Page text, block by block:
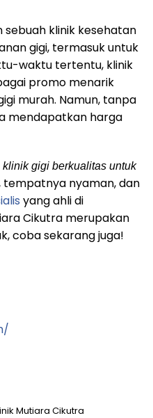
klinik kesehatan
gigi, termasuk untuk
waktu tertentu, klinik
promo menarik
murah. Namun, tanpa
mendapatkan harga
klinik gigi berkualitas untuk
nyaman, dan
yang ahli di
Cikutra merupakan
coba sekarang juga!
Mutiara Cikutra